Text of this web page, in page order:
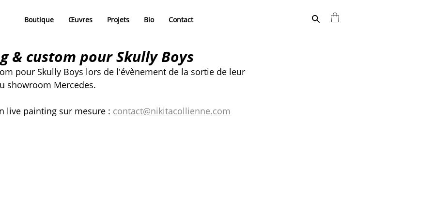
Boutique Œuvres Projets Bio Contact
& custom pour Skully Boys
pour Skully Boys lors de l'évènement de la sortie de leur
showroom Mercedes.
live painting sur mesure : contact@nikitacollienne.com